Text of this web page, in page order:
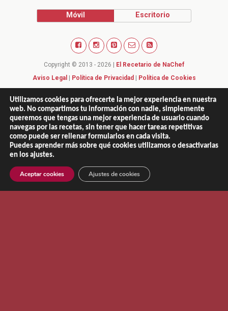
Móvil Escritorio
Utilizamos cookies para ofrecerte la mejor experiencia en nuestra
web. No compartimos tu información con nadie, simplemente
queremos que tengas una mejor experiencia de usuario cuando
navegas por las recetas, sin tener que hacer tareas repetitivas
como puede ser rellenar formularios en cada visita.
Puedes aprender más sobre qué cookies utilizamos o desactivarlas
en los ajustes.
Aceptar cookies Ajustes de cookies
Copyright © 2013 - 2026 | El Recetario de NaChef
Aviso Legal | Política de Privacidad | Política de Cookies